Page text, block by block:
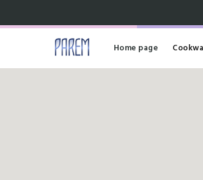
Home page